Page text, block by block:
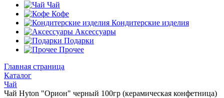
Чай
Кофе
Кондитерские изделия
Аксессуары
Подарки
Прочее
Главная страница
Каталог
Чай
Чай Hyton "Орион" черный 100гр (керамическая конфетница)